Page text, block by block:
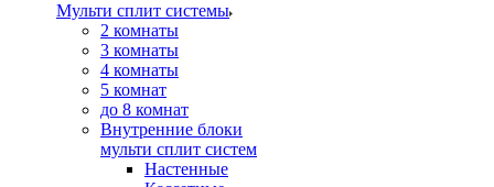
Мульти сплит системы
2 комнаты
3 комнаты
4 комнаты
5 комнат
до 8 комнат
Внутренние блоки
мульти сплит систем
Настенные